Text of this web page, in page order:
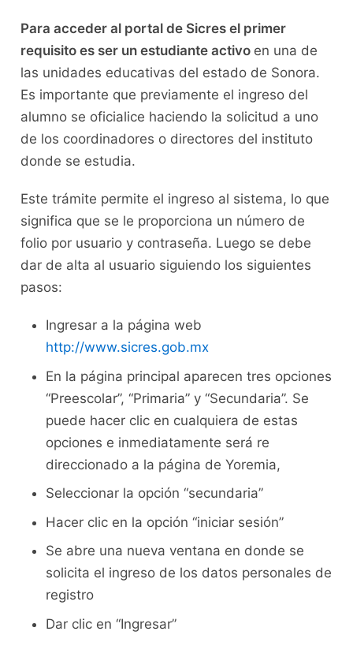
Para acceder al portal de Sicres el primer
requisito es ser un estudiante activo en una de
las unidades educativas del estado de Sonora.
Es importante que previamente el ingreso del
alumno se oficialice haciendo la solicitud a uno
de los coordinadores o directores del instituto
donde se estudia.
Este trámite permite el ingreso al sistema, lo que
significa que se le proporciona un número de
folio por usuario y contraseña. Luego se debe
dar de alta al usuario siguiendo los siguientes
pasos:
Ingresar a la página web
http://www.sicres.gob.mx
En la página principal aparecen tres opciones
“Preescolar”, “Primaria” y “Secundaria”. Se
puede hacer clic en cualquiera de estas
opciones e inmediatamente será re
direccionado a la página de Yoremia,
Seleccionar la opción “secundaria”
Hacer clic en la opción “iniciar sesión”
Se abre una nueva ventana en donde se
solicita el ingreso de los datos personales de
registro
Dar clic en “Ingresar”